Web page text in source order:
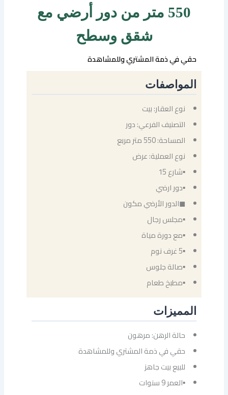
550 متر من دور أرضي مع
شقق وسطح
حقي في ذمة المشتري وللمشاهدة
المواصفات
نوع العقار: بيت
التصنيف الفرعي: دور
المساحة: 550 متر مربع
نوع العملية: عرض
▪شارع 15
▪دور ارضي
◼الدور الأرضي مكون
▪مجلس رجال
▪مع دورة مياة
▪5 غرف نوم
▪صالة جلوس
▪مطبخ طعام
المميزات
حالة الرهن: مرهون
حقي في ذمة المشتري وللمشاهدة
للبيع بيت جاهز
▪العمر 9 سنوات